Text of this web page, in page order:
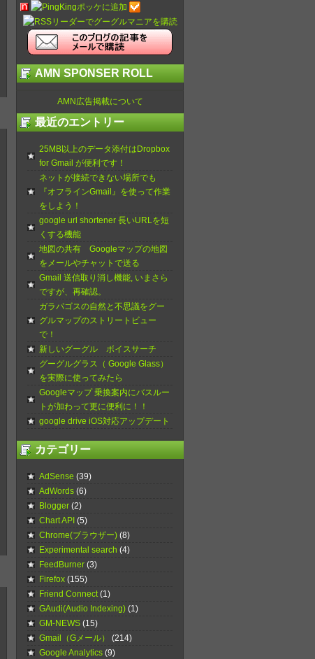
AMN SPONSER ROLL
AMN広告掲載について
最近のエントリー
25MB以上のデータ添付はDropbox
for Gmail が便利です！
ネットが接続できない場所でも
『オフラインGmail』を使って作業
をしよう！
google url shortener 長いURLを短
くする機能
地図の共有 Googleマップの地図
をメールやチャットで送る
Gmail 送信取り消し機能, いまさら
ですが、再確認。
ガラパゴスの自然と不思議をグー
グルマップのストリートビュー
で！
新しいグーグル ボイスサーチ
グーグルグラス（ Google Glass）
を実際に使ってみたら
Googleマップ 乗換案内にバスルー
トが加わって更に便利に！！
google drive iOS対応アップデート
カテゴリー
AdSense (39)
AdWords (6)
Blogger (2)
Chart API (5)
Chrome(ブラウザー) (8)
Experimental search (4)
FeedBurner (3)
Firefox (155)
Friend Connect(1)
GAudi(Audio Indexing) (1)
GM-NEWS (15)
Gmail（Gメール）
(214)
Google Analytics (9)